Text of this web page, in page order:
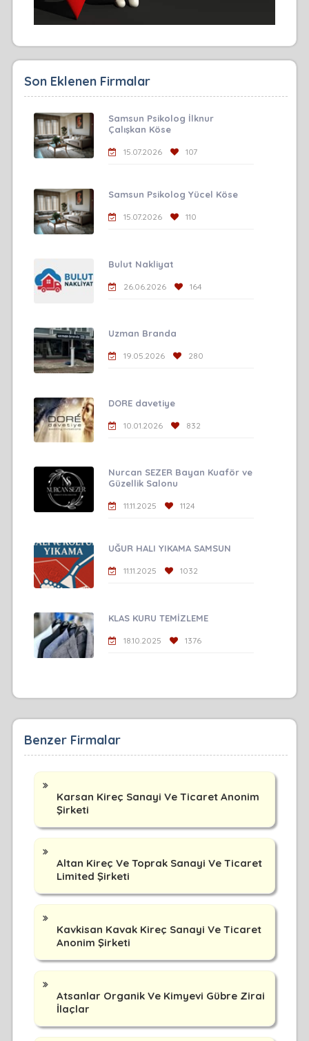
Son Eklenen Firmalar
Samsun Psikolog İlknur
Çalışkan Köse
15.07.2026 107
Samsun Psikolog Yücel Köse
15.07.2026 110
Bulut Nakliyat
26.06.2026 164
Uzman Branda
19.05.2026 280
DORE davetiye
10.01.2026 832
Nurcan SEZER Bayan Kuaför ve
Güzellik Salonu
11.11.2025 1124
UĞUR HALI YIKAMA SAMSUN
11.11.2025 1032
KLAS KURU TEMİZLEME
18.10.2025 1376
Benzer Firmalar
Karsan Kireç Sanayi Ve Ticaret Anonim
Şirketi
Altan Kireç Ve Toprak Sanayi Ve Ticaret
Limited Şirketi
Kavkisan Kavak Kireç Sanayi Ve Ticaret
Anonim Şirketi
Atsanlar Organik Ve Kimyevi Gübre Zirai
İlaçlar